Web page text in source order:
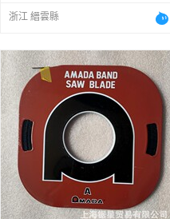
浙江 縉雲縣